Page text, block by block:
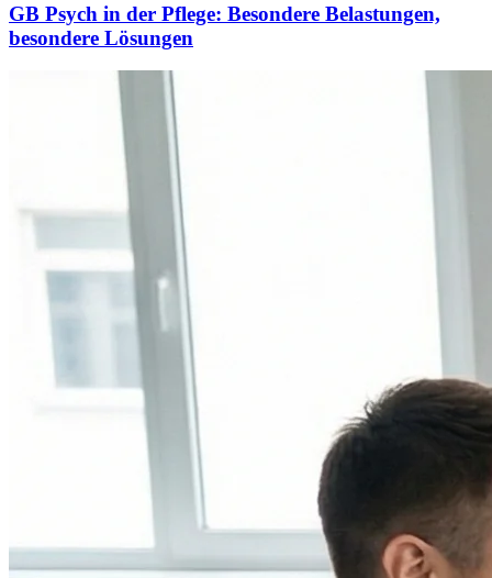
GB Psych in der Pflege: Besondere Belastungen,
besondere Lösungen